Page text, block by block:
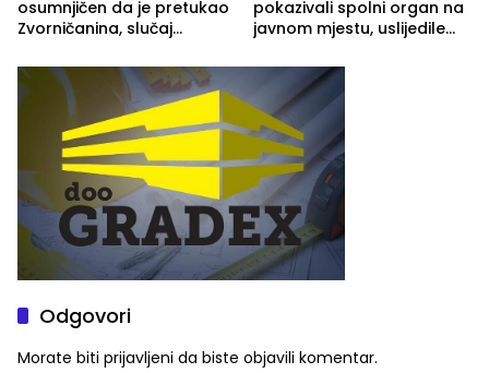
osumnjičen da je pretukao
Zvorničanina, slučaj
pokazivali spolni organ na
javnom mjestu, uslijedile
Odgovori
Morate biti prijavljeni da biste objavili komentar.